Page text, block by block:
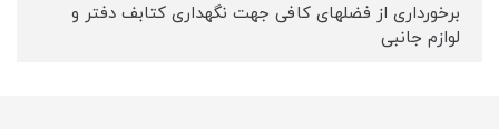
برخورداری از فضلهای کافی جهت نگهداری کتابف دفتر و
لوازم جانبی